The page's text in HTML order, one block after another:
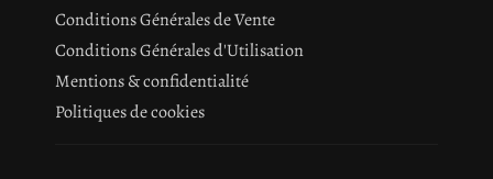
Conditions Générales de Vente
Conditions Générales d'Utilisation
Mentions & confidentialité
Politiques de cookies